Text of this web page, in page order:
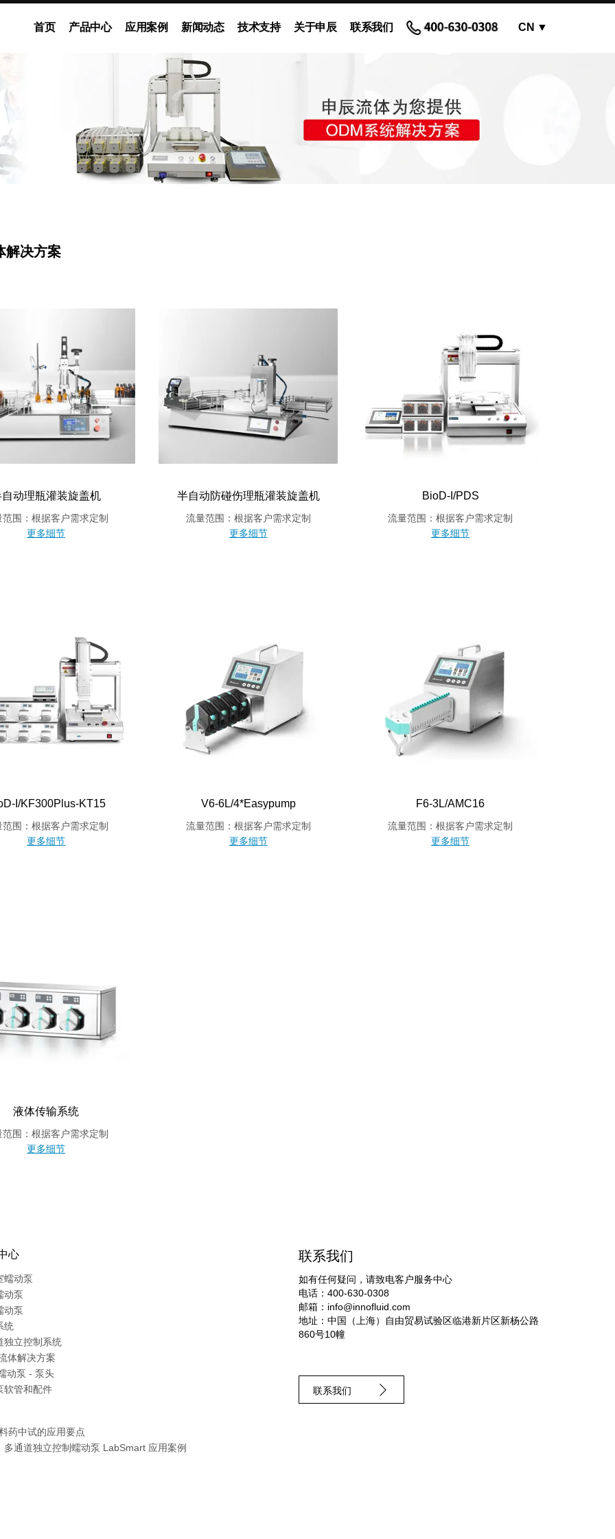
首页 产品中心 应用案例 新闻动态 技术支持 关于申辰 联系我们 CN ▼
解决方案
自动理瓶灌装旋盖机
范围：根据客户需求定制
更多细节
半自动防碰伤理瓶灌装旋盖机
流量范围：根据客户需求定制
更多细节
BioD-I/PDS
流量范围：根据客户需求定制
更多细节
I/KF300Plus-KT15
范围：根据客户需求定制
更多细节
V6-6L/4*Easypump
流量范围：根据客户需求定制
更多细节
F6-3L/AMC16
流量范围：根据客户需求定制
更多细节
液体传输系统
范围：根据客户需求定制
更多细节
心
蠕动泵
动泵
动泵
统
独立控制系统
体解决方案
动泵 - 泵头
软管和配件
药中试的应用要点
通道独立控制蠕动泵 LabSmart 应用案例
联系我们
如有任何疑问，请致电客户服务中心
电话：400-630-0308
邮箱： info@innofluid.com
地址：中国（上海）自由贸易试验区临港新片区新杨公路
860号10幢
联系我们